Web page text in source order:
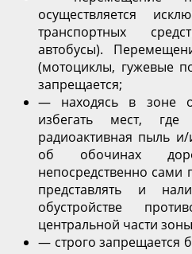
осуществляется
транспортных
автобусы).
(мотоциклы, гужевые
запрещается;
— находясь в зоне
избегать мест, где
радиоактивная пыль
об обочинах
непосредственно сами
представлять и
обустройстве
центральной части
— строго запрещается